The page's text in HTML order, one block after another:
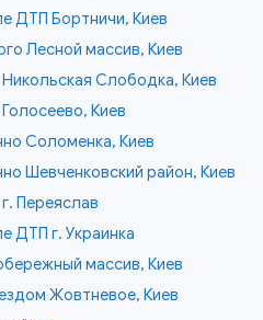
ДТП Бортничи, Киев
Лесной массив, Киев
Слободка, Киев
Киев
Соломенка, Киев
Шевченковский район, Киев
Переяслав
ДТП г. Украинка
массив, Киев
Жовтневое, Киев